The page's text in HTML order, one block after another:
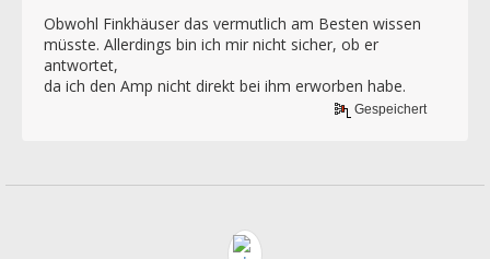
Obwohl Finkhäuser das vermutlich am Besten wissen
müsste. Allerdings bin ich mir nicht sicher, ob er
antwortet,
da ich den Amp nicht direkt bei ihm erworben habe.
Gespeichert